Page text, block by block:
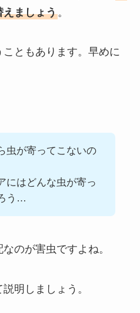
えましょう。
ともあります。早めに
虫が寄ってこないの
にはどんな虫が寄っ
う…
のが害虫ですよね。
明しましょう。